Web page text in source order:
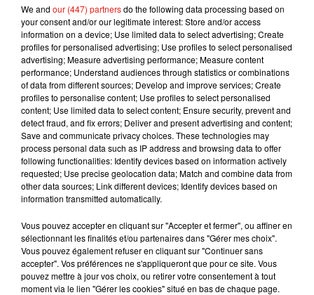
temps de rappliquer sans que le blagueur n'anticipe quoi que
ce soit. En se rendant compte qu'il avait été démasqué,
Brésilien a tenté de s'enfuir avant d'être rapidement
interpellé parles autorités puis placé en garde à vue. Lors de
l'interrogatoire, il a affirmé que sa maman n'était pas au
courant du tout.Hector Schiave a été remis en liberté : il
s'en sort avec une simple amende.
Musique
6 août 2026
Il y a 10 ans, DJ Snake changeait de
dimension avec son premier...
We and our (447) partnersdo the following data processing based on
your consent and/or our legitimate interest: Store and/or access
information on a device; Use limited data to select advertising; Create
profiles for personalised advertising; Use profiles to select personalised
advertising; Measure advertising performance; Measure content
performance; Understand audiences through statistics or combinations
of data from different sources; Develop and improve services; Create
profiles to personalise content; Use profiles to select personalised
content; Use limited data to select content; Ensure security, prevent and
detect fraud, and fix errors; Deliver and present advertising and content;
Save and communicate privacy choices. These technologies may
process personal data such as IP address and browsing data to offer
following functionalities: Identify devices based on information actively
requested; Use precise geolocation data; Match and combine data from
other data sources; Link different devices; Identify devices based on
information transmitted automatically.
Vous pouvez accepter en cliquant sur "Accepter et fermer", ou affiner en
sélectionnant les finalités et/ou partenaires dans "Gérer mes choix".
Vous pouvez également refuser en cliquant sur "Continuer sans
accepter". Vos préférences ne s'appliqueront que pour ce site. Vous
pouvez mettre à jour vos choix, ou retirer votre consentement à tout
moment via le lien "Gérer les cookies" situé en bas de chaque page.